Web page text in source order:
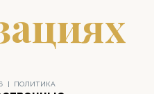
| ПОЛИТИКА